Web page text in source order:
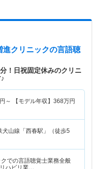
進クリニックの言語聴
！日祝固定休みのクリニ
～ 【モデル年収】 368万円
犬山線「西春駅」（徒歩5
クでの言語聴覚士業務全般